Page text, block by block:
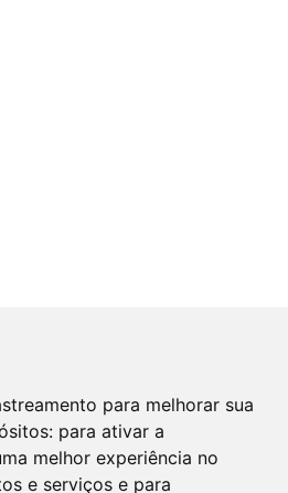
para melhorar sua
para ativar a
melhor experiência no
e serviços e para